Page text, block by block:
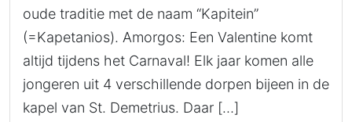
oude traditie met de naam “Kapitein”
(=Kapetanios). Amorgos: Een Valentine komt
altijd tijdens het Carnaval! Elk jaar komen alle
jongeren uit 4 verschillende dorpen bijeen in de
kapel van St. Demetrius. Daar […]